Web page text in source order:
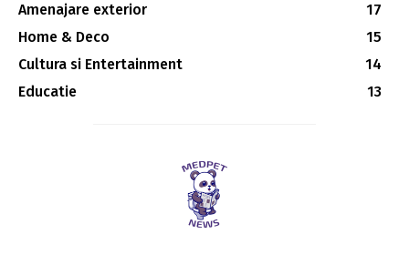
Amenajare exterior
17
Home & Deco
15
Cultura si Entertainment
14
Educatie
13